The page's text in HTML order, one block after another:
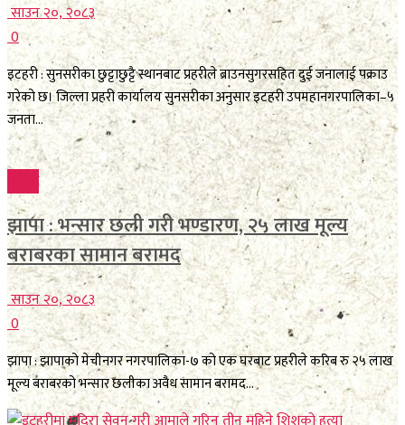
साउन २०, २०८३
0
इटहरी : सुनसरीका छुट्टाछुट्टै स्थानबाट प्रहरीले ब्राउनसुगरसहित दुई जनालाई पक्राउ
गरेको छ। जिल्ला प्रहरी कार्यालय सुनसरीका अनुसार इटहरी उपमहानगरपालिका–५
जनता...
झापा : भन्सार छली गरी भण्डारण, २५ लाख मूल्य
बराबरका सामान बरामद
साउन २०, २०८३
0
झापा : झापाको मेचीनगर नगरपालिका-७ को एक घरबाट प्रहरीले करिब रु २५ लाख
मूल्य बराबरको भन्सार छलीका अवैध सामान बरामद...